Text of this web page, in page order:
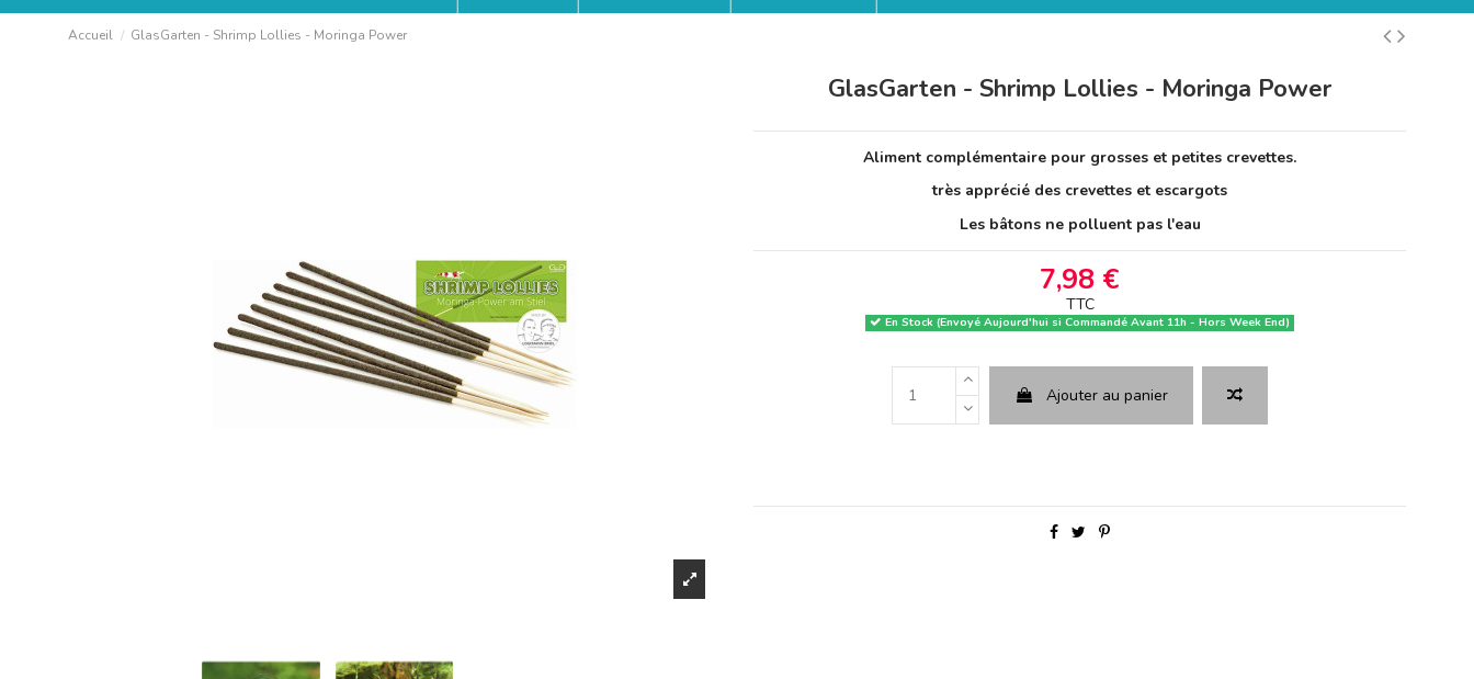
Accueil GlasGarten - Shrimp Lollies - Moringa Power
GlasGarten - Shrimp Lollies - Moringa Power
Aliment complémentaire pour grosses et petites crevettes.
très apprécié des crevettes et escargots
Les bâtons ne polluent pas l'eau
7,98 €
TTC
En Stock (Envoyé Aujourd'hui si Commandé Avant 11h - Hors Week End)
Ajouter au panier